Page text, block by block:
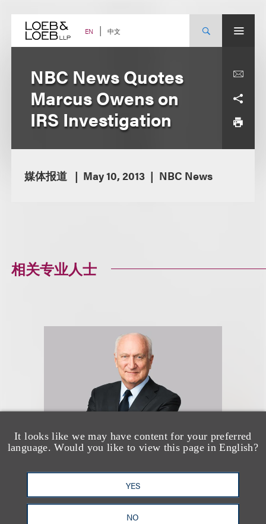
content EN 中文
It looks like we may have content for your preferred
language. Would you like to view this page in English?
YES
NO
NBC News Quotes
Marcus Owens on
IRS Investigation
媒体报道 May 10, 2013 NBC News
相关专业人士
Marcus S. Owens